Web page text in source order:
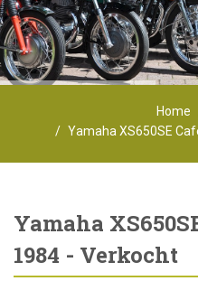
Home
Yamaha XS650SE
Yamaha
1984 - Verkocht